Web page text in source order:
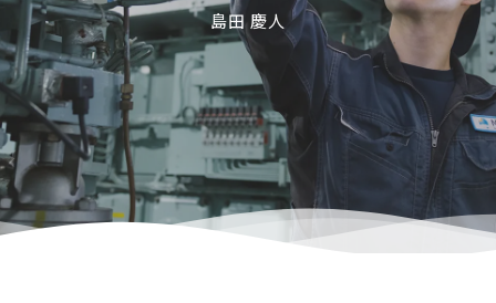
募集要項
新卒エントリー
島田 慶人